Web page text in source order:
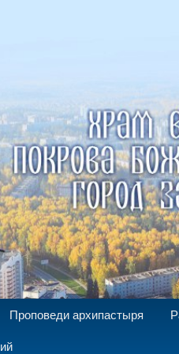
Божией
Проповеди архипастыря